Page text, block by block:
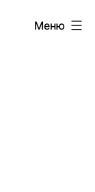
Меню